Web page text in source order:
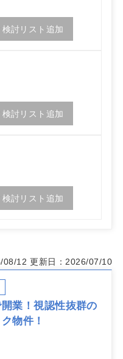
検討リスト追加
検討リスト追加
検討リスト追加
08/12 更新日：2026/07/10
業！視認性抜群の
物件！